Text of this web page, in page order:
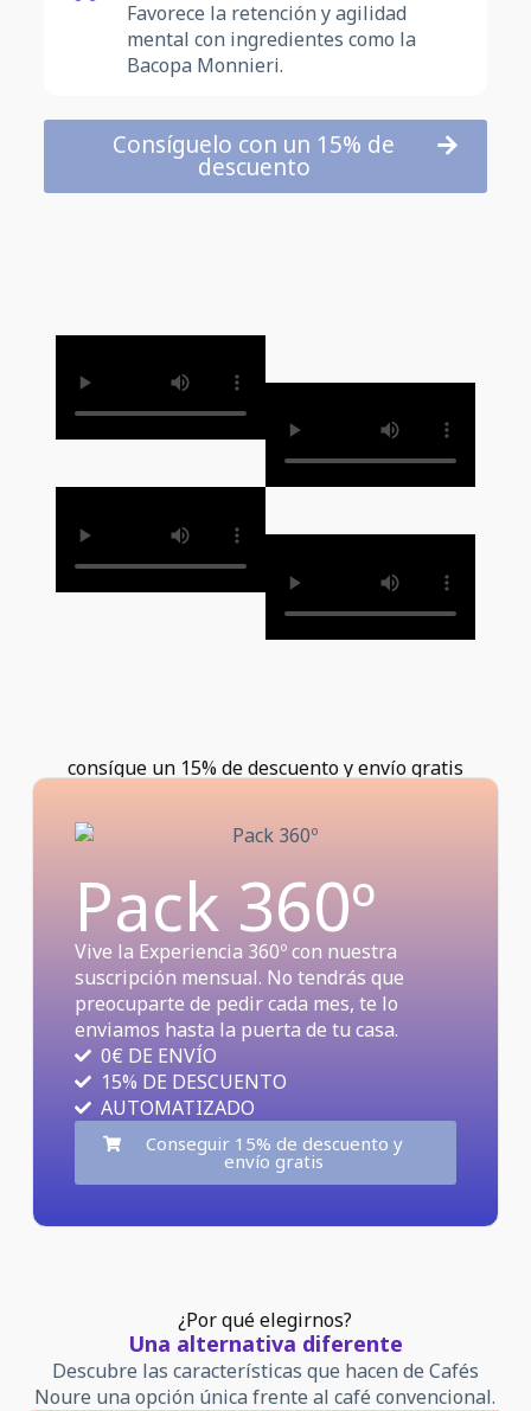
Favorece la retención y agilidad
mental con ingredientes como la
Bacopa Monnieri.
Consíguelo con un 15% de
descuento
consígue un 15% de descuento y envío gratis
Pack 360º
Vive la Experiencia 360º con nuestra
suscripción mensual. No tendrás que
preocuparte de pedir cada mes, te lo
enviamos hasta la puerta de tu casa.
0€ DE ENVÍO
15% DE DESCUENTO
AUTOMATIZADO
Conseguir 15% de descuento y
envío gratis
¿Por qué elegirnos?
Una alternativa diferente
Descubre las características que hacen de Cafés
Noure una opción única frente al café convencional.